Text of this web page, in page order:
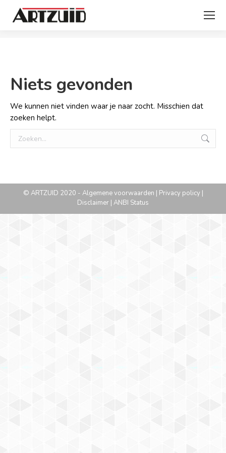
Niets gevonden
We kunnen niet vinden waar je naar zocht. Misschien dat
zoeken helpt.
Zoeken:
© ARTZUID 2020 - Algemene voorwaarden | Privacy policy |
Disclaimer | ANBI Status